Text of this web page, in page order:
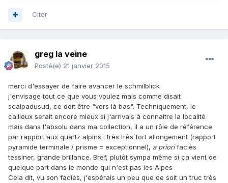
Citer
greg la veine
Posté(e) 21 janvier 2015
merci d'essayer de faire avancer le schmilblick
j'envisage tout ce que vous voulez mais comme disait
scalpadusud, ce doit être "vers là bas". Techniquement, le
cailloux serait encore mieux si j'arrivais à connaitre la localité
mais dans l'absolu dans ma collection, il a un rôle de référence
par rapport aux quartz alpins : très très fort allongement (rapport
pyramide terminale / prisme = exceptionnel), a priorifaciès
tessiner, grande brillance. Bref, plutôt sympa même si ça vient de
quelque part dans le monde qui n'est pas les Alpes
Cela dit, vu son faciès, j'espérais un peu que ce soit un truc très